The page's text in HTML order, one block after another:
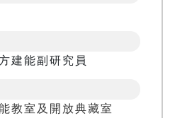
建能副研究員
教室及開放典藏室